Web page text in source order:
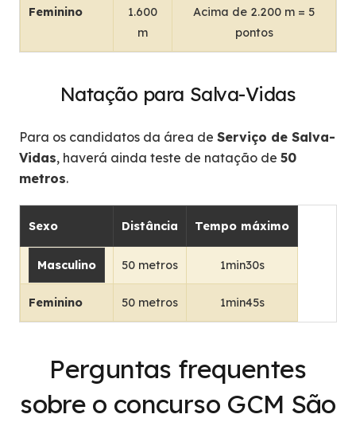
Feminino
1.600
m
Acima de 2.200 m = 5
pontos
Natação para Salva-Vidas
Para os candidatos da área de Serviço de Salva-
Vidas, haverá ainda teste de natação de 50
metros.
Sexo Distância Tempo máximo
Masculino 50 metros 1min30s
Feminino 50 metros 1min45s
Perguntas frequentes
sobre o concurso GCM São